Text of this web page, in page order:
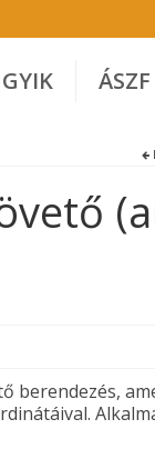
GYIK ÁSZF
berendezés,